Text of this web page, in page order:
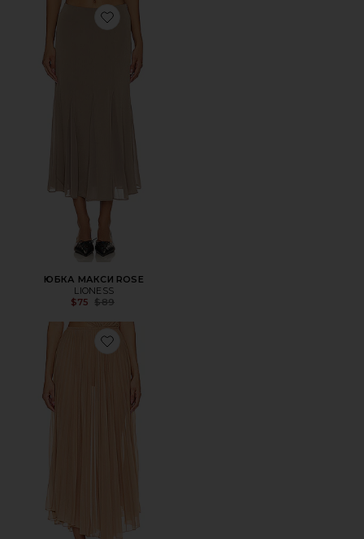
Favorite ЮБКА МАКСИ ROSE
ЮБКА МАКСИ ROSE
LIONESS
$75
Previous price:
$89
Favorite ЮБКА МИДИ MORI